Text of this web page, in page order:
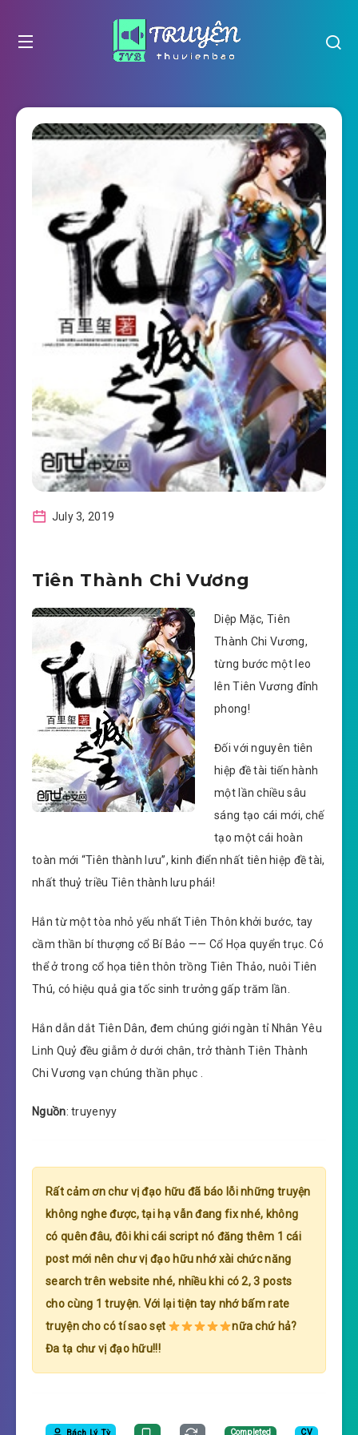
July 3, 2019
Tiên Thành Chi Vương
Diệp Mặc, Tiên
Thành Chi Vương,
từng bước một leo
lên Tiên Vương đỉnh
phong!
Đối với nguyên tiên
hiệp đề tài tiến hành
một lần chiều sâu
sáng tạo cái mới, chế
tạo một cái hoàn
toàn mới “Tiên thành lưu”, kinh điển nhất tiên hiệp đề tài,
nhất thuỷ triều Tiên thành lưu phái!
Hắn từ một tòa nhỏ yếu nhất Tiên Thôn khởi bước, tay
cầm thần bí thượng cổ Bí Bảo —— Cổ Họa quyển trục. Có
thể ở trong cổ họa tiên thôn trồng Tiên Thảo, nuôi Tiên
Thú, có hiệu quả gia tốc sinh trưởng gấp trăm lần.
Hắn dẫn dắt Tiên Dân, đem chúng giới ngàn tỉ Nhân Yêu
Linh Quỷ đều giẫm ở dưới chân, trở thành Tiên Thành
Chi Vương vạn chúng thần phục .
Nguồn: truyenyy
Rất cảm ơn chư vị đạo hữu đã báo lỗi những truyện
không nghe được, tại hạ vẫn đang fix nhé, không
có quên đâu, đôi khi cái script nó đăng thêm 1 cái
post mới nên chư vị đạo hữu nhớ xài chức năng
search trên website nhé, nhiều khi có 2, 3 posts
cho cùng 1 truyện. Với lại tiện tay nhớ bấm rate
truyện cho có tí sao sẹt
nữa chứ hả?
Đa tạ chư vị đạo hữu!!!
Bách Lý Tỳ Completed CV